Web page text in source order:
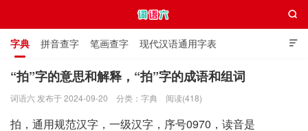

字典 拼音查字 笔画查字 现代汉语通用字表
通用规范汉字表 叠字大全 独体字大全 极简英语词典

“拍”字的意思和解释，“拍”字的成语和组词
词语六 发布于 2024-09-20 分类： 字典 阅读(418)
拍，通用规范汉字，一级汉字，序号0970，读音是